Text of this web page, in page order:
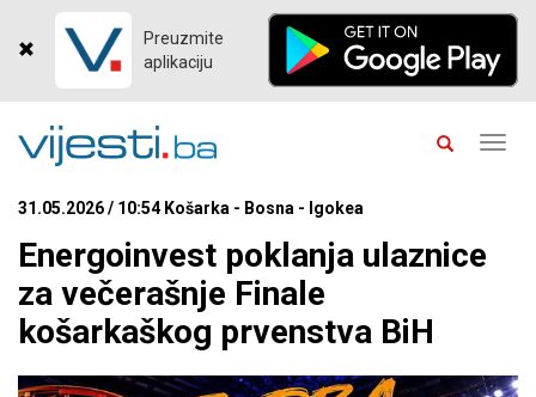
Preuzmite
aplikaciju
31.05.2026 / 10:54 Košarka - Bosna - Igokea
Energoinvest poklanja ulaznice
za večerašnje Finale
košarkaškog prvenstva BiH